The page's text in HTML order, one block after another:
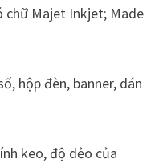
chữ Majet Inkjet; Made
hộp đèn, banner, dán
keo, độ dẻo của